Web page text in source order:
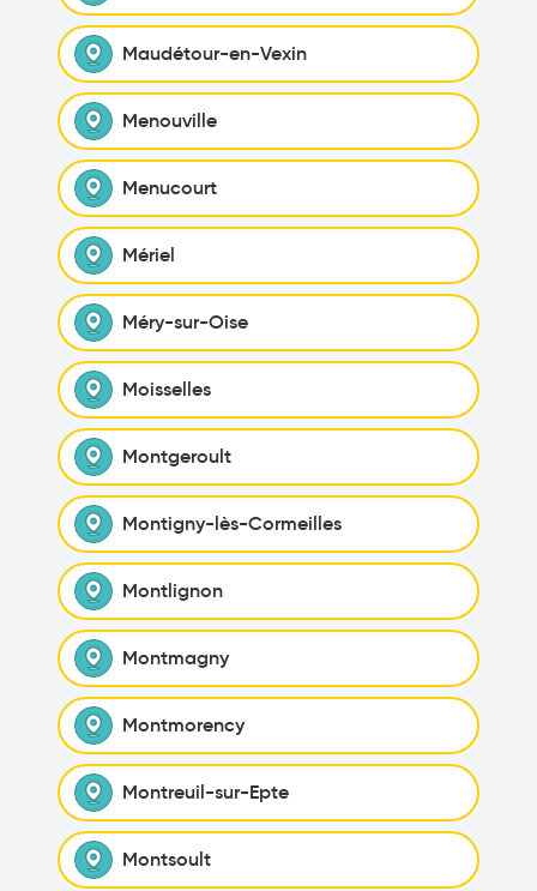
Maudétour-en-Vexin
Menouville
Menucourt
Mériel
Méry-sur-Oise
Moisselles
Montgeroult
Montigny-lès-Cormeilles
Montlignon
Montmagny
Montmorency
Montreuil-sur-Epte
Montsoult